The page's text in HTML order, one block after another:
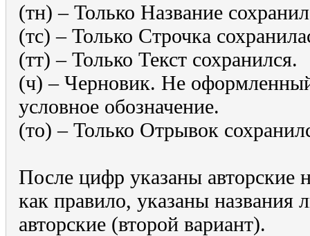
(тн) – Только Название
(тс) – Только Строчка
(тт) – Только Текст сохранился.
(ч) – Черновик. Не
условное обозначение.
(то) – Только Отрывок
После цифр указаны авторские
как правило, указаны
авторские (второй вариант).